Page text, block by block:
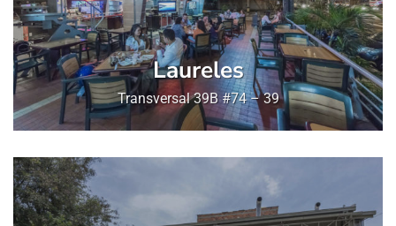
Laureles
Transversal 39B #74 – 39